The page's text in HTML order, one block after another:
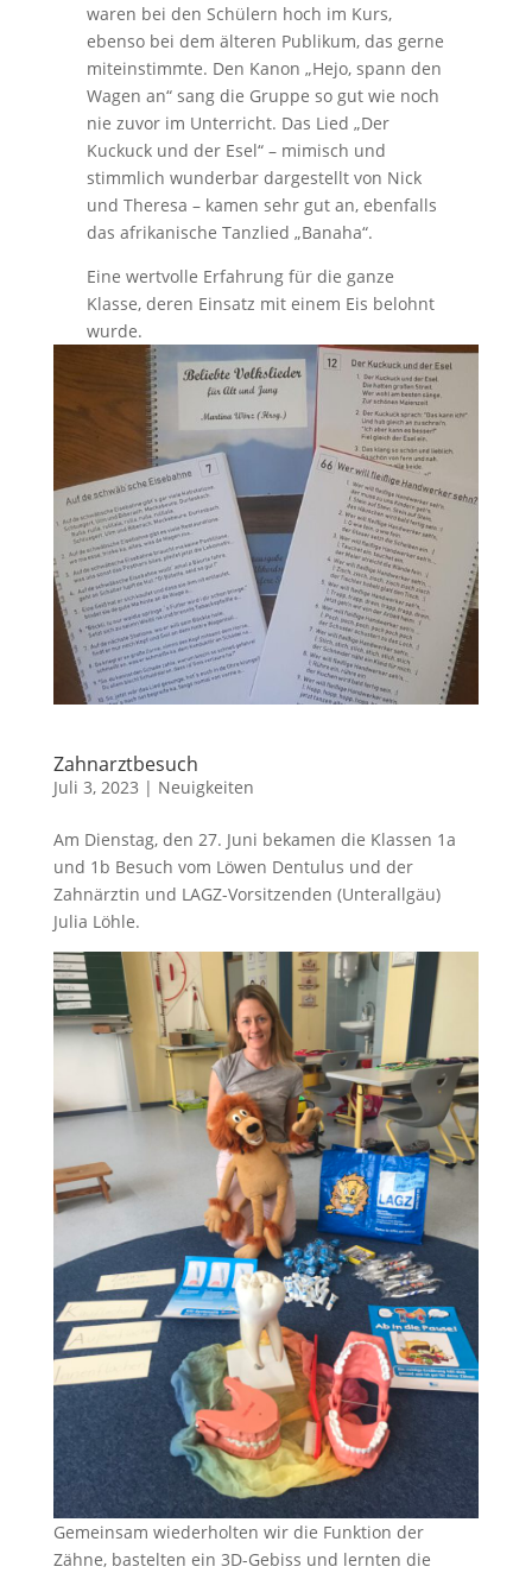
waren bei den Schülern hoch im Kurs,
ebenso bei dem älteren Publikum, das gerne
miteinstimmte. Den Kanon „Hejo, spann den
Wagen an“ sang die Gruppe so gut wie noch
nie zuvor im Unterricht. Das Lied „Der
Kuckuck und der Esel“ – mimisch und
stimmlich wunderbar dargestellt von Nick
und Theresa – kamen sehr gut an, ebenfalls
das afrikanische Tanzlied „Banaha“.
Eine wertvolle Erfahrung für die ganze
Klasse, deren Einsatz mit einem Eis belohnt
wurde.
Zahnarztbesuch
Juli 3, 2023 | Neuigkeiten
Am Dienstag, den 27. Juni bekamen die Klassen 1a
und 1b Besuch vom Löwen Dentulus und der
Zahnärztin und LAGZ-Vorsitzenden (Unterallgäu)
Julia Löhle.
Gemeinsam wiederholten wir die Funktion der
Zähne, bastelten ein 3D-Gebiss und lernten die